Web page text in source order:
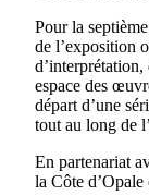
Pour la
de l’exposition
d’interprétation,
espace des
départ d’une
tout au long de
En partenariat
la Côte